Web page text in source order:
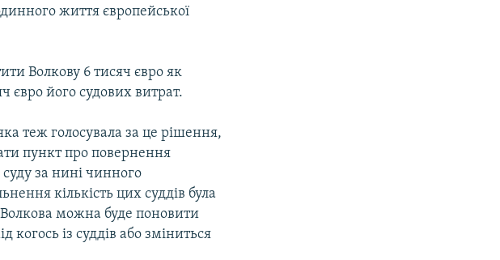
життя європейської
Волкову 6 тисяч євро як
євро його судових витрат.
теж голосувала за це рішення,
пункт про повернення
за нині чинного
кількість цих суддів була
можна буде поновити
когось із суддів або зміниться